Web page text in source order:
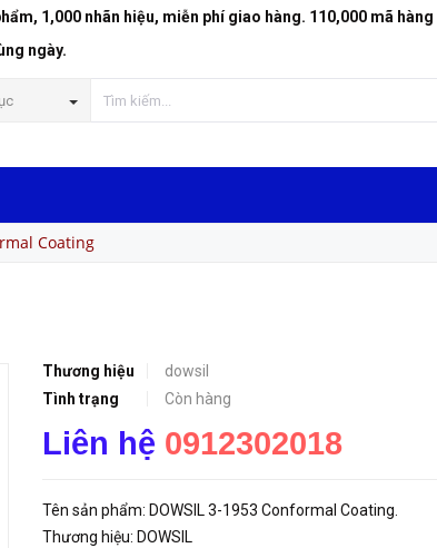
1,000 nhãn hiệu, miễn phí giao hàng. 110,000 mã
ngày.
Coating
Thương hiệu
dowsil
Tình trạng
Còn hàng
Liên hệ 0912302018
Tên sản phẩm: DOWSIL 3-1953 Conformal Coating.
Thương hiệu: DOWSIL